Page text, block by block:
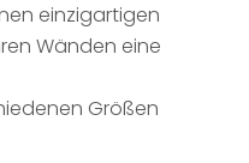
einzigartigen
Wänden eine
Größen